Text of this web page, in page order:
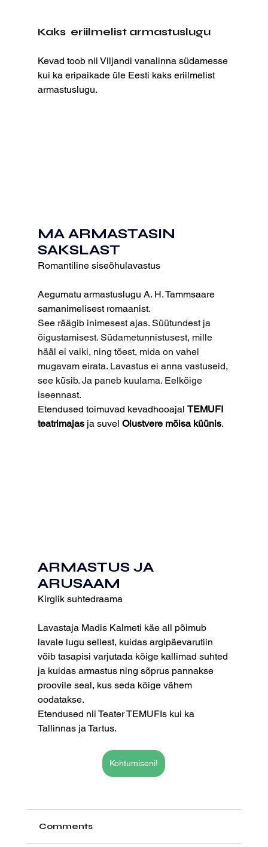
Kaks  eriilmelist armastuslugu
Kevad toob nii Viljandi vanalinna südamesse
kui ka eripaikade üle Eesti kaks eriilmelist
armastuslugu.
MA ARMASTASIN
SAKSLAST
Romantiline siseõhulavastus
Aegumatu armastuslugu A. H. Tammsaare
samanimelisest romaanist.
See räägib inimesest ajas. Süütundest ja
õigustamisest. Südametunnistusest, mille
hääl ei vaiki, ning tõest, mida on vahel
mugavam eirata. Lavastus ei anna vastuseid,
see küsib. Ja paneb kuulama. Eelkõige
iseennast.
Etendused toimuvad kevadhooajal TEMUFI
teatrimajas ja suvel Olustvere mõisa küünis.
ARMASTUS JA
ARUSAAM
Kirglik suhtedraama
Lavastaja Madis Kalmeti käe all põimub
lavale lugu sellest, kuidas argipäevarutiin
võib tasapisi varjutada kõige kallimad suhted
ja kuidas armastus ning sõprus pannakse
proovile seal, kus seda kõige vähem
oodatakse.
Etendused nii Teater TEMUFIs kui ka
Tallinnas ja Tartus.
Kohtumiseni!
Comments